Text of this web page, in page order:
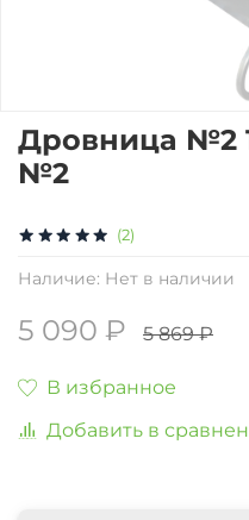
(2)
Наличие: Нет в наличии
Дровница №2
№2
5 090 ₽ 5 869 ₽
В избранное
Добавить в